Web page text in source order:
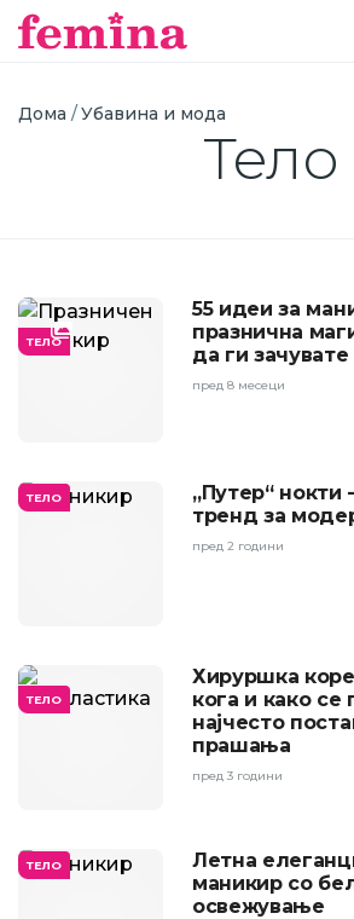
Breadcrumb
Дома Убавина и мода
Тело
ТЕЛО
55 идеи за
празнична
да ги зачувате
пред 8 месеци
ТЕЛО
„Путер“ нокти
тренд за
пред 2 години
ТЕЛО
Хируршка
кога и како се
најчесто
прашања
пред 3 години
ТЕЛО
Летна
маникир со
освежување